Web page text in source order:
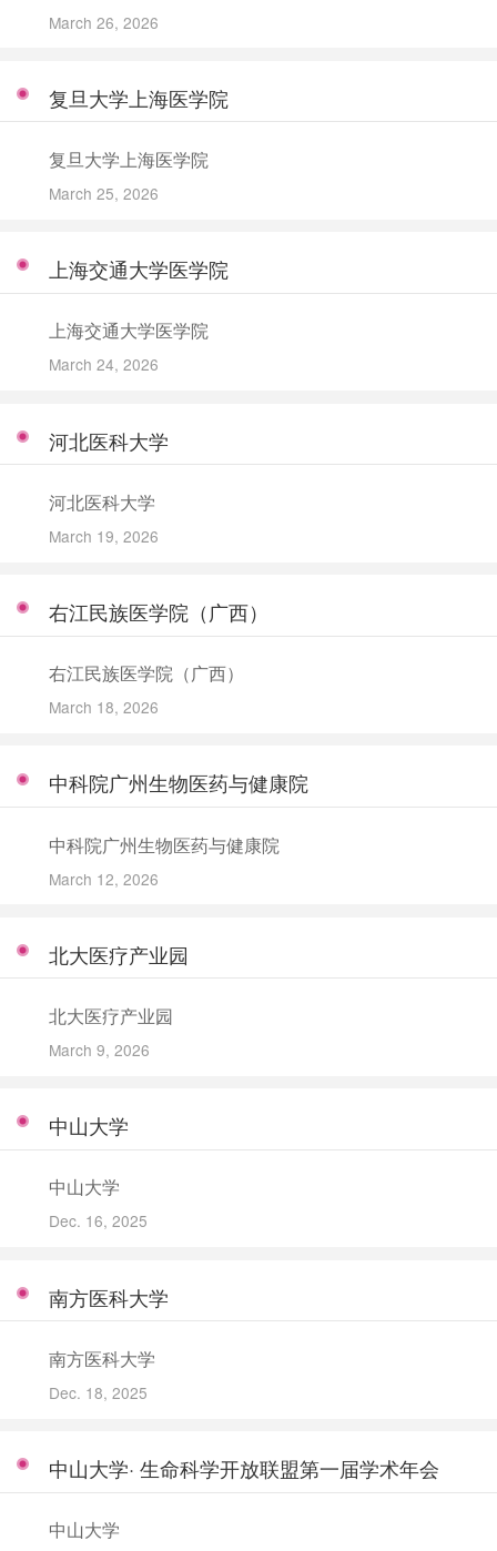
March 26, 2026
复旦大学上海医学院
复旦大学上海医学院
March 25, 2026
上海交通大学医学院
上海交通大学医学院
March 24, 2026
河北医科大学
河北医科大学
March 19, 2026
右江民族医学院（广西）
右江民族医学院（广西）
March 18, 2026
中科院广州生物医药与健康院
中科院广州生物医药与健康院
March 12, 2026
北大医疗产业园
北大医疗产业园
March 9, 2026
中山大学
中山大学
Dec. 16, 2025
南方医科大学
南方医科大学
Dec. 18, 2025
中山大学· 生命科学开放联盟第一届学术年会
中山大学